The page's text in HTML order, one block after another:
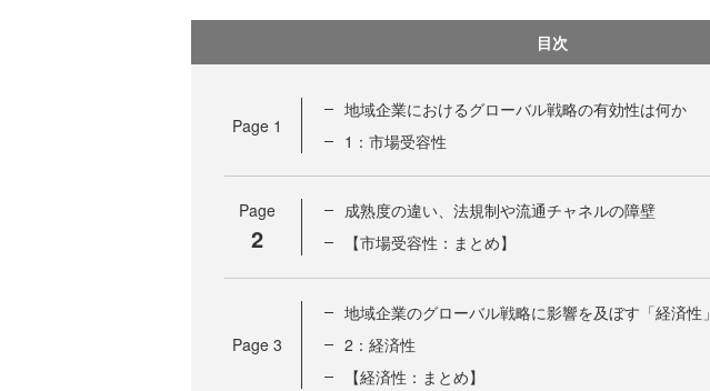
目次
Page 1
地域企業におけるグローバル戦略の有効性は何か
1：市場受容性
Page
2
成熟度の違い、法規制や流通チャネルの障壁
【市場受容性：まとめ】
Page 3
地域企業のグローバル戦略に影響を及ぼす「経済性」
2：経済性
【経済性：まとめ】